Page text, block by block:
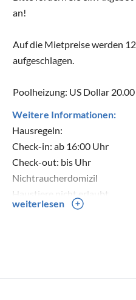
an!
Auf die Mietpreise werden
aufgeschlagen.
Poolheizung: US Dollar
Weitere Informationen:
Hausregeln:
Check-in: ab 16:00 Uhr
Check-out: bis Uhr
Nichtraucherdomizil
Haustiere nicht erlaubt
max. Belegung: 4 Personen
Mindestalter Hauptmieter:
weiterlesen